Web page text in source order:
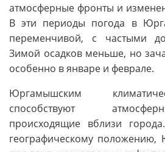
атмосферные фронты и
В эти периоды погода в
переменчивой, с частыми
Зимой осадков меньше, но
особенно в январе и феврале.
Юргамышским
способствуют
происходящие вблизи
географическому